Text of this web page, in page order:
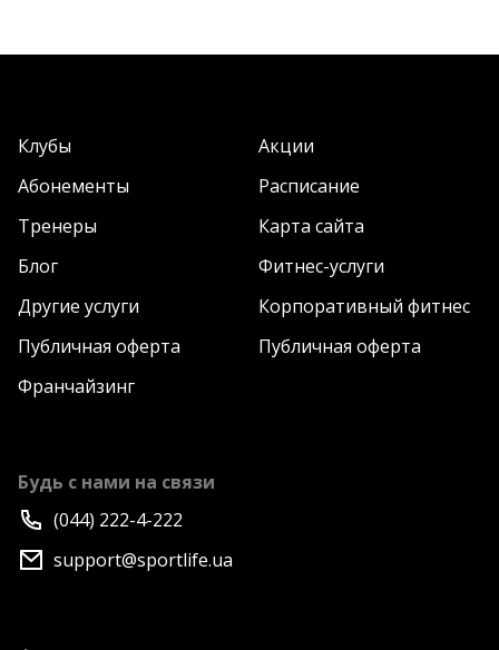
Клубы
Акции
Абонементы
Расписание
Тренеры
Карта сайта
Блог
Фитнес-услуги
Другие услуги
Корпоративный фитнес
Публичная оферта
Публичная оферта
Франчайзинг
Будь с нами на связи
(044) 222-4-222
support@sportlife.ua